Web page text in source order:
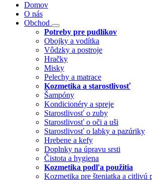
Domov
O nás
Obchod
Potreby pre pudlíkov
Obojky a vodítka
Vôdzky a postroje
Hračky
Misky
Pelechy a matrace
Kozmetika a starostlivosť
Šampóny
Kondicionéry a spreje
Starostlivosť o zuby
Starostlivosť o oči a uši
Starostlivosť o labky a pazúriky
Hrebene a kefy
Doplnky na úpravu srsti
Čistota a hygiena
Kozmetika podľa použitia
Kozmetika pre šteniatka a citlivú